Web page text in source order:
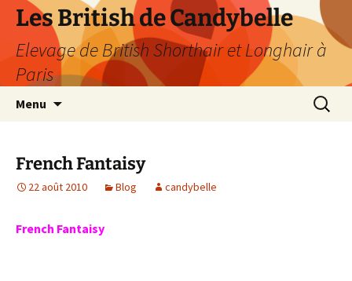
Les British de Candybelle
Elevage de British Shorthair et Longhair à
Paris
Menu
French Fantaisy
22 août 2010 Blog candybelle
French Fantaisy